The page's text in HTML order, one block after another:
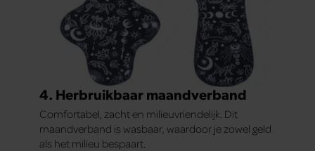
4. Herbruikbaar maandverband
Comfortabel, zacht en milieuvriendelijk. Dit
maandverband is wasbaar, waardoor je zowel geld
als het milieu bespaart.